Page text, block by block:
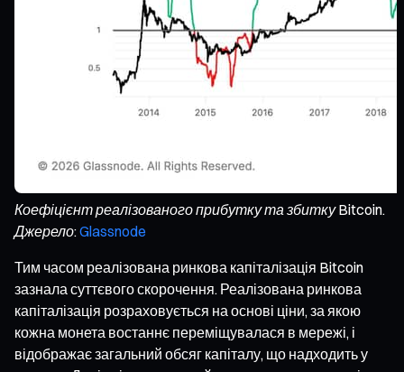
Коефіцієнт реалізованого прибутку та збитку Bitcoin.
Джерело:Glassnode
Тим часом реалізована ринкова капіталізація Bitcoin
зазнала суттєвого скорочення. Реалізована ринкова
капіталізація розраховується на основі ціни, за якою
кожна монета востаннє переміщувалася в мережі, і
відображає загальний обсяг капіталу, що надходить у